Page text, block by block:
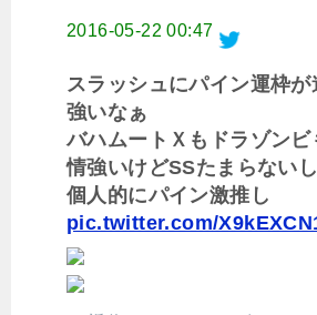
2016-05-22 00:47
スラッシュにパイン運枠
強いなぁ
バハムートＸもドラゾン
情強いけどSSたまらない
個人的にパイン激推し
pic.twitter.com/